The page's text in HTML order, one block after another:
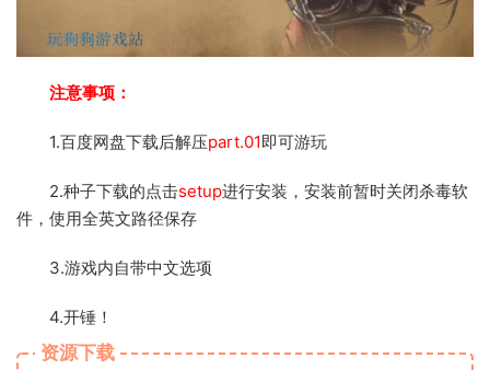
注意事项：
1.百度网盘下载后解压part.01即可游玩
2.种子下载的点击setup进行安装，安装前暂时关闭杀毒软
件，使用全英文路径保存
3.游戏内自带中文选项
4.开锤！
资源下载